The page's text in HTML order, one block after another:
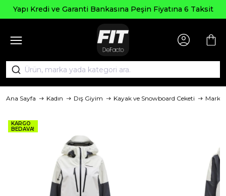
Kredi ve Garanti Bankasına Peşin Fiyatına 6 Taksit
Ana Sayfa Kadın Dış Giyim Kayak ve Snowboard Ceketi Marka
KARGO
BEDAVA!